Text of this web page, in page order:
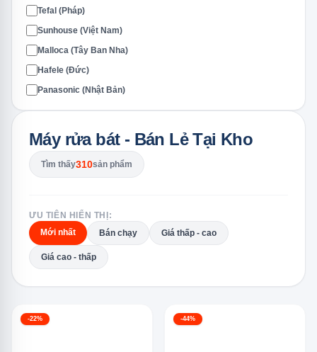
Tefal (Pháp)
Sunhouse (Việt Nam)
Malloca (Tây Ban Nha)
Hafele (Đức)
Panasonic (Nhật Bản)
Máy rửa bát - Bán Lẻ Tại Kho
Tìm thấy310sản phẩm
ƯU TIÊN HIỂN THỊ:
Mới nhất
Bán chạy Giá thấp - cao
Giá cao - thấp
-22% -44%